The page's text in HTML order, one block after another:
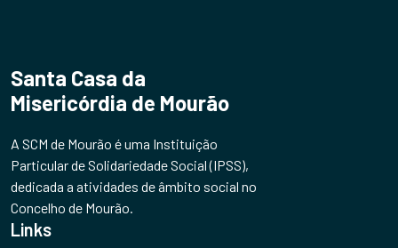
Santa Casa da
Misericórdia de Mourão
A SCM de Mourão é uma Instituição
Particular de Solidariedade Social (IPSS),
dedicada a atividades de âmbito social no
Concelho de Mourão.
Links